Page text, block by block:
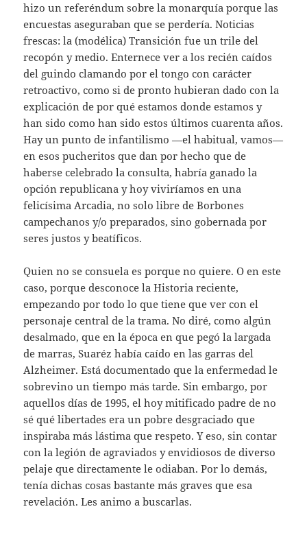
hizo un referéndum sobre la monarquía porque las
encuestas aseguraban que se perdería. Noticias
frescas: la (modélica) Transición fue un trile del
recopón y medio. Enternece ver a los recién caídos
del guindo clamando por el tongo con carácter
retroactivo, como si de pronto hubieran dado con la
explicación de por qué estamos donde estamos y
han sido como han sido estos últimos cuarenta años.
Hay un punto de infantilismo —el habitual, vamos—
en esos pucheritos que dan por hecho que de
haberse celebrado la consulta, habría ganado la
opción republicana y hoy viviríamos en una
felicísima Arcadia, no solo libre de Borbones
campechanos y/o preparados, sino gobernada por
seres justos y beatíficos.
Quien no se consuela es porque no quiere. O en este
caso, porque desconoce la Historia reciente,
empezando por todo lo que tiene que ver con el
personaje central de la trama. No diré, como algún
desalmado, que en la época en que pegó la largada
de marras, Suaréz había caído en las garras del
Alzheimer. Está documentado que la enfermedad le
sobrevino un tiempo más tarde. Sin embargo, por
aquellos días de 1995, el hoy mitificado padre de no
sé qué libertades era un pobre desgraciado que
inspiraba más lástima que respeto. Y eso, sin contar
con la legión de agraviados y envidiosos de diverso
pelaje que directamente le odiaban. Por lo demás,
tenía dichas cosas bastante más graves que esa
revelación. Les animo a buscarlas.